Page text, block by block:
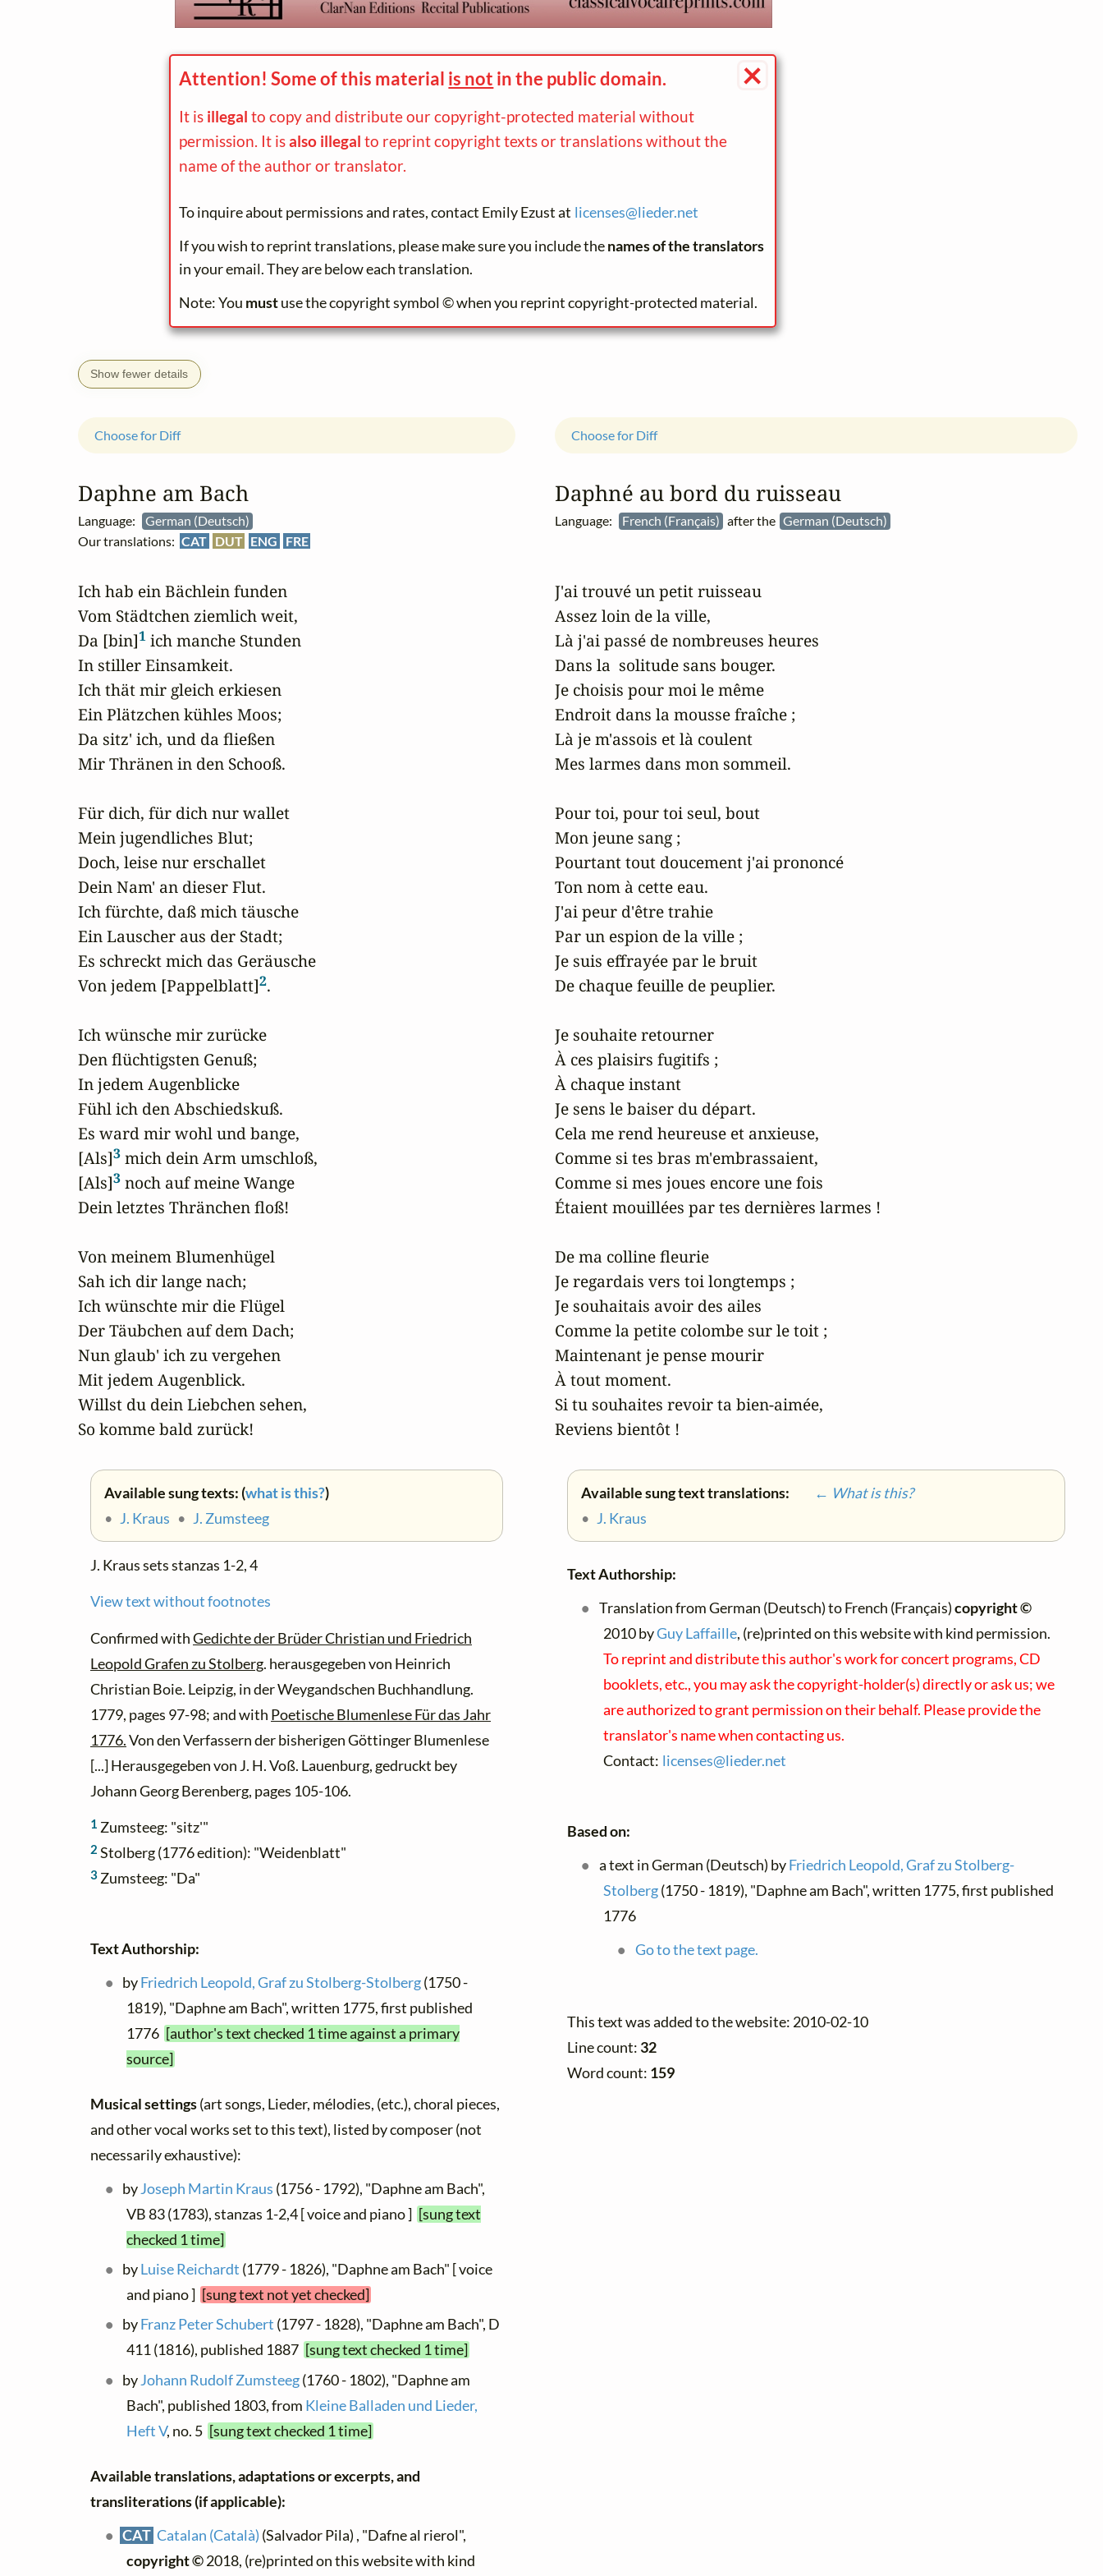
×
Attention! Some of this material is not in the public domain.
It is illegal to copy and distribute our copyright-protected material without
permission. It isalso illegal to reprint copyright texts or translations without the
name of the author or translator.
To inquire about permissions and rates, contact Emily Ezust at licenses@lieder.net
If you wish to reprint translations, please make sure you include thenames of the translators
in your email. They are below each translation.
Note: You mustuse the copyright symbol © when you reprint copyright-protected material.
Show fewer details
Daphne am Bach
Language:
German (Deutsch)
Our translations: CAT DUT ENG FRE
Choose for Diff
Ich hab ein Bächlein funden
Vom Städtchen ziemlich weit,
Da [bin]1 ich manche Stunden
In stiller Einsamkeit.
Ich thät mir gleich erkiesen
Ein Plätzchen kühles Moos;
Da sitz' ich, und da fließen
Mir Thränen in den Schooß.
Für dich, für dich nur wallet
Mein jugendliches Blut;
Doch, leise nur erschallet
Dein Nam' an dieser Flut.
Ich fürchte, daß mich täusche
Ein Lauscher aus der Stadt;
Es schreckt mich das Geräusche
Von jedem [Pappelblatt]2.
Ich wünsche mir zurücke
Den flüchtigsten Genuß;
In jedem Augenblicke
Fühl ich den Abschiedskuß.
Es ward mir wohl und bange,
[Als]3 mich dein Arm umschloß,
[Als]3 noch auf meine Wange
Dein letztes Thränchen floß!
Von meinem Blumenhügel
Sah ich dir lange nach;
Ich wünschte mir die Flügel
Der Täubchen auf dem Dach;
Nun glaub' ich zu vergehen
Mit jedem Augenblick.
Willst du dein Liebchen sehen,
So komme bald zurück!
Available sung texts: (what is this?)
• J. Kraus • J. Zumsteeg
J. Kraus sets stanzas 1-2, 4
View text without footnotes
Confirmed withGedichte der Brüder Christian und Friedrich
Leopold Grafen zu Stolberg. herausgegeben von Heinrich
Christian Boie. Leipzig, in der Weygandschen Buchhandlung.
1779, pages 97-98; and with Poetische Blumenlese Für das Jahr
1776.Von den Verfassern der bisherigen Göttinger Blumenlese
[...] Herausgegeben von J. H. Voß. Lauenburg, gedruckt bey
Johann Georg Berenberg, pages 105-106.
1 Zumsteeg: "sitz'"
2 Stolberg (1776 edition): "Weidenblatt"
3 Zumsteeg: "Da"
Text Authorship:
byFriedrich Leopold, Graf zu Stolberg-Stolberg(1750 -
1819), "Daphne am Bach", written 1775, first published
1776 [author's text checked 1 time against a primary
source]
Musical settings(art songs, Lieder, mélodies, (etc.), choral pieces,
and other vocal works set to this text), listed by composer (not
necessarily exhaustive):
byJoseph Martin Kraus (1756 - 1792), "Daphne am Bach",
VB 83 (1783), stanzas 1-2,4 [ voice and piano ] [sung text
checked 1 time]
byLuise Reichardt (1779 - 1826), "Daphne am Bach" [ voice
and piano ] [sung text not yet checked]
byFranz Peter Schubert (1797 - 1828), "Daphne am Bach", D
411 (1816), published 1887 [sung text checked 1 time]
byJohann Rudolf Zumsteeg(1760 - 1802), "Daphne am
Bach", published 1803, from Kleine Balladen und Lieder,
Heft V, no. 5 [sung text checked 1 time]
Available translations, adaptations or excerpts, and
transliterations (if applicable):
CAT Catalan (Català) (Salvador Pila) , "Dafne al rierol",
copyright ©2018, (re)printed on this website with kind
Daphné au bord du ruisseau
Language: French (Français) after the German (Deutsch)
Choose for Diff
J'ai trouvé un petit ruisseau
Assez loin de la ville,
Là j'ai passé de nombreuses heures
Dans la  solitude sans bouger.
Je choisis pour moi le même
Endroit dans la mousse fraîche ;
Là je m'assois et là coulent
Mes larmes dans mon sommeil.
Pour toi, pour toi seul, bout
Mon jeune sang ;
Pourtant tout doucement j'ai prononcé
Ton nom à cette eau.
J'ai peur d'être trahie
Par un espion de la ville ;
Je suis effrayée par le bruit
De chaque feuille de peuplier.
Je souhaite retourner
À ces plaisirs fugitifs ;
À chaque instant
Je sens le baiser du départ.
Cela me rend heureuse et anxieuse,
Comme si tes bras m'embrassaient,
Comme si mes joues encore une fois
Étaient mouillées par tes dernières larmes !
De ma colline fleurie
Je regardais vers toi longtemps ;
Je souhaitais avoir des ailes
Comme la petite colombe sur le toit ;
Maintenant je pense mourir
À tout moment.
Si tu souhaites revoir ta bien-aimée,
Reviens bientôt !
Available sung text translations:
← What is this?
• J. Kraus
Text Authorship:
Translation from German (Deutsch) to French (Français)copyright ©
2010 byGuy Laffaille, (re)printed on this website with kind permission.
To reprint and distribute this author's work for concert programs, CD
booklets, etc., you may ask the copyright-holder(s) directly or ask us; we
are authorized to grant permission on their behalf. Please provide the
translator's name when contacting us.
Contact: licenses@lieder.net
Based on:
a text in German (Deutsch) byFriedrich Leopold, Graf zu Stolberg-
Stolberg(1750 - 1819), "Daphne am Bach", written 1775, first published
1776
Go to the text page.
This text was added to the website: 2010-02-10
Line count: 32
Word count: 159